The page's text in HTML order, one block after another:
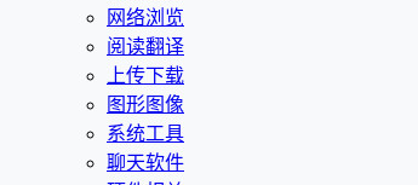
网络浏览
阅读翻译
上传下载
图形图像
系统工具
聊天软件